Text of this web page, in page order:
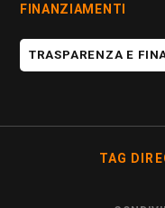
FINANZIAMENTI
TRASPARENZA E
TAG